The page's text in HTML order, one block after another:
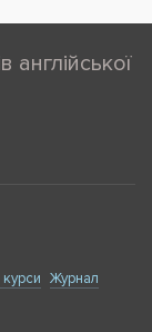
англійської
Журнал